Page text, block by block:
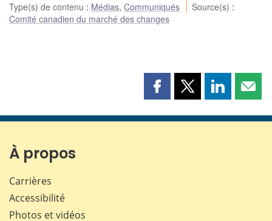
Type(s) de contenu : Médias, Communiqués Source(s) :
Comité canadien du marché des changes
Partager
page
Partager
page
Partager
page page
À propos
Carrières
Accessibilité
Photos et vidéos